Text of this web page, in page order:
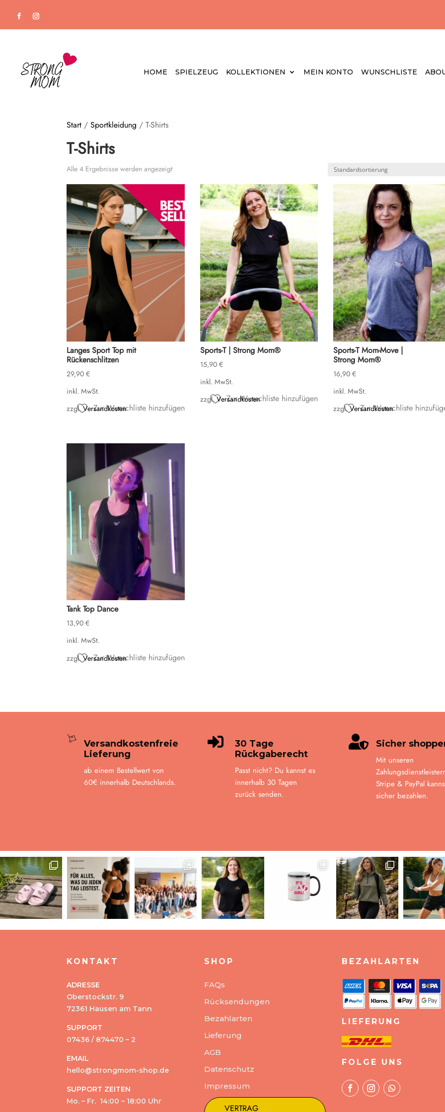
HOME SPIELZEUG KOLLEKTIONEN MEIN KONTO WUNSCHLISTE
Start /Sportkleidung / T-Shirts
T-Shirts
Alle 4 Ergebnisse werden angezeigt
Langes Sport Top mit
Rückenschlitzen
29,90€
inkl. MwSt.
zzgl.Versandkosten
Zur Wunschliste hinzufügen
Sports-T | Strong Mom®
15,90 €
inkl. MwSt.
zzgl.Versandkosten
Zur Wunschliste hinzufügen
Sports-T Mom-Move |
Strong Mom®
16,90€
inkl. MwSt.
zzgl.Versandkosten
Zur Wunschliste
Tank Top Dance
13,90€
inkl. MwSt.
zzgl.Versandkosten
Zur Wunschliste hinzufügen
Versandkostenfreie
Lieferung
ab einem Bestellwert von
60€ innerhalb Deutschlands.

30 Tage
Rückgaberecht
Passt nicht? Du kannst es
innerhalb 30 Tagen
zurück senden.

Sicher
Mit unseren
Stripe & PayPal
sicher bezahlen.
KONTAKT
ADRESSE
Oberstockstr. 9
72361 Hausen am Tann
SUPPORT
07436 / 874470 – 2
EMAIL
hello@strongmom-shop.de
SUPPORT ZEITEN
Mo. – Fr. 14:00 – 18:00 Uhr
SHOP
FAQs
Rücksendungen
Bezahlarten
Lieferung
AGB
Datenschutz
Impressum
VERTRAG
BEZAHLARTEN
LIEFERUNG
FOLGE UNS